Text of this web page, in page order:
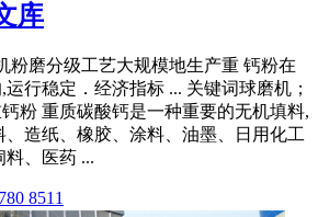
库
粉磨分级工艺大规模地生产重 钙粉在
行稳定．经济指标 ... 关键词球磨机；
粉 重质碳酸钙是一种重要的无机填料,
、造纸、橡胶、涂料、油墨、日用化工
料、医药 ...
8511